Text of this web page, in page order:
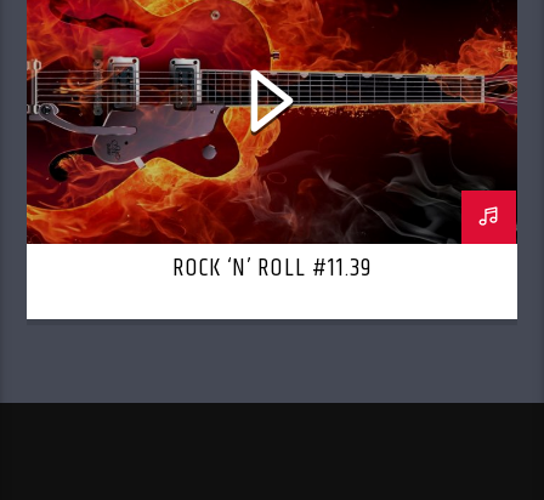
ROCK ‘N’ ROLL #11.39